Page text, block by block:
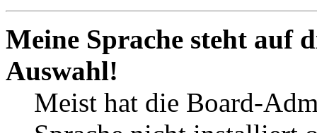
Meine Sprache steht auf
Auswahl!
Meist hat die Board-